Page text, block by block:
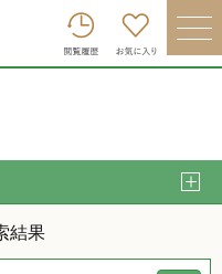
結果
へ